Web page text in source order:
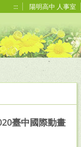
::: 陽明高中 人事室
臺中國際動畫